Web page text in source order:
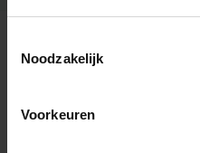
Noodzakelijk
Voorkeuren
Algemene